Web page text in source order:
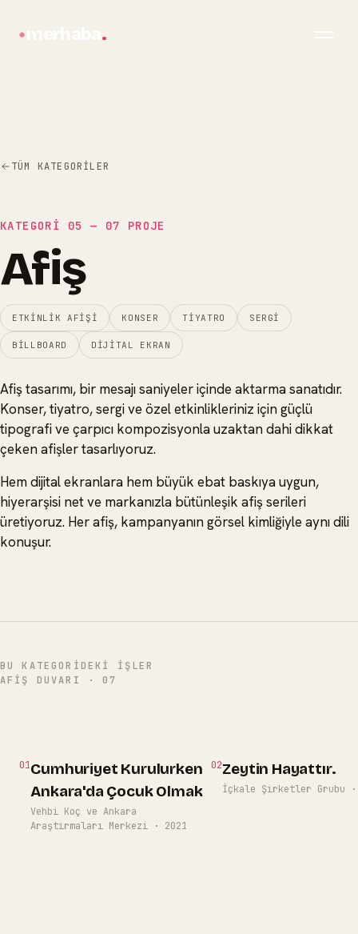
.
bilgi@merhabagrafik.com
TÜM KATEGORILER
KATEGORİ 05 — 07 PROJE
Afiş
ETKINLIK AFIŞI KONSER TIYATRO SERGI
BILLBOARD DIJITAL EKRAN
Afiş tasarımı, bir mesajı saniyeler içinde aktarma sanatıdır.
Konser, tiyatro, sergi ve özel etkinlikleriniz için güçlü
tipografi ve çarpıcı kompozisyonla uzaktan dahi dikkat
çeken afişler tasarlıyoruz.
Hem dijital ekranlara hem büyük ebat baskıya uygun,
hiyerarşisi net ve markanızla bütünleşik afiş serileri
üretiyoruz. Her afiş, kampanyanın görsel kimliğiyle aynı dili
konuşur.
BU KATEGORIDEKI IŞLER
AFIŞ DUVARI
· 07
01Cumhuriyet Kurulurken
Ankara'da Çocuk Olmak
Vehbi Koç ve Ankara
Araştırmaları Merkezi · 2021
02Zeytin Hayattır.
İçkale Şirketler Grubu